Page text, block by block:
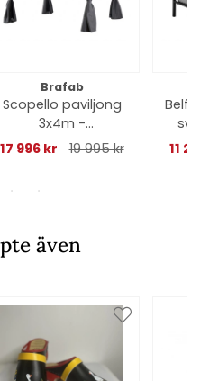
Brafab
Scopello paviljong
3x4m -
antracit/ljusgrå
17 996 kr 19 995 kr
11
även